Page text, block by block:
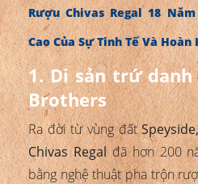
Rượu Chivas Regal 18
Cao Của Sự Tinh Tế Và Hoàn
1. Di sản trứ danh
Brothers
Ra đời từ vùng đất
Chivas Regalđã hơn 200
bằng nghệ thuật pha trộn